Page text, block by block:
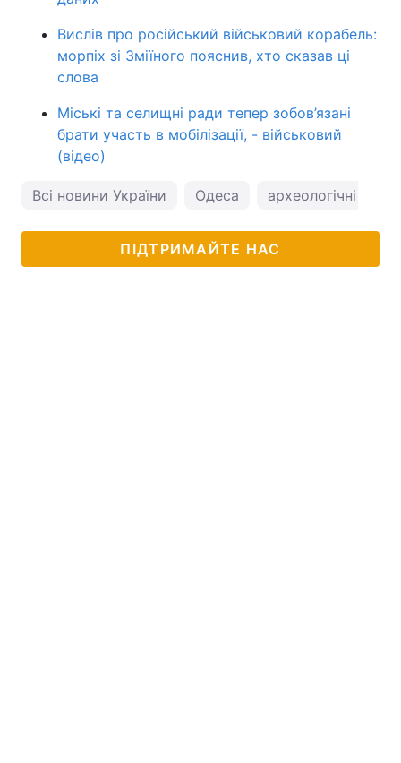
Вислів про російський військовий корабель:
морпіх зі Зміїного пояснив, хто сказав ці
слова
Міські та селищні ради тепер зобов’язані
брати участь в мобілізації, - військовий
(відео)
Всі новини України Одеса археологічні
ПІДТРИМАЙТЕ НАС